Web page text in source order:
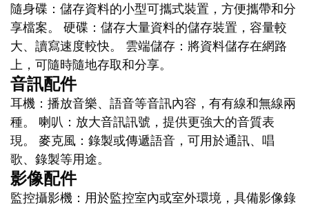
隨身碟：儲存資料的小型可攜式裝置，方便攜帶和分
享檔案。 硬碟：儲存大量資料的儲存裝置，容量較
大、讀寫速度較快。 雲端儲存：將資料儲存在網路
上，可隨時隨地存取和分享。
音訊配件
耳機：播放音樂、語音等音訊內容，有有線和無線兩
種。 喇叭：放大音訊訊號，提供更強大的音質表
現。 麥克風：錄製或傳遞語音，可用於通訊、唱
歌、錄製等用途。
影像配件
監控攝影機：用於監控室內或室外環境，具備影像錄